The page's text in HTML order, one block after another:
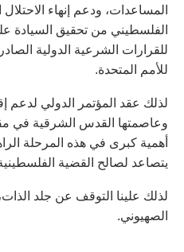
المساعدات، ودعم إنهاء
الفلسطيني من تحقيق السيادة
للقرارات الشرعية الدولية
للأمم المتحدة.
لذلك عقد المؤتمر الدولي لدعم
وعاصمتها القدس الشرقية في
أهمية كبرى في هذه المرحلة
يتصاعد لصالح القضية
لذلك علينا التوقف عن جلد
الصهيوني.